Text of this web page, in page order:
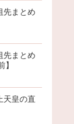
先まとめ
先まとめ
】
天皇の直